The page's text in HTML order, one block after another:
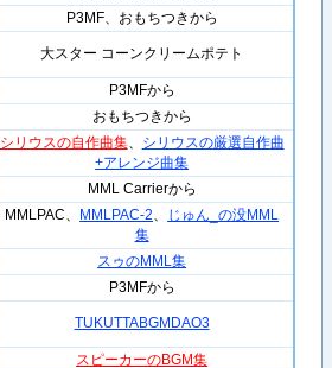
P3MF、おもちつきから
大スター コーンクリームポテト
P3MFから
おもちつきから
シリウスの自作曲集、
シリウスの厳選自作曲
+アレンジ曲集
MML Carrierから
MMLPAC、 MMLPAC-2
じゅん_の没MML
集
スゥのMML集
P3MFから
TUKUTTABGMDAO3
スピーカーのBGM集